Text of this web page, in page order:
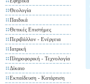
Θεολογία
Παιδικά
Θετικές Επιστήμες
Περιβάλλον - Ενέργεια
Ιατρική
Πληροφορική - Τεχνολογία
Δίκαιο
Εκπαίδευση - Κατάρτιση